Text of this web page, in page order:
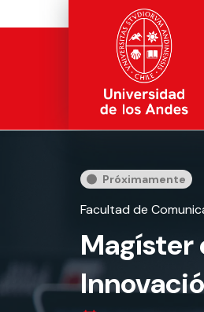
Próximamente
Facultad de
Magíster